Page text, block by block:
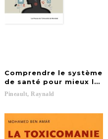
du cerveau
Comprendre le système
de santé pour mieux le
Pineault, Raynald